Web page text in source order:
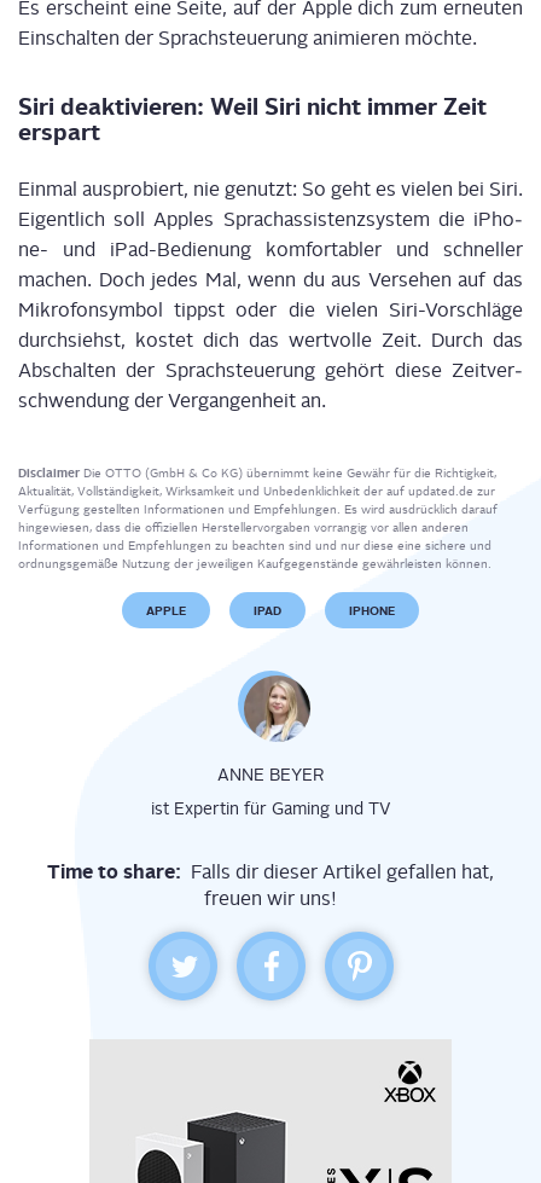
Es erscheint eine Sei­te, auf der Apple dich zum erneu­ten
Ein­schal­ten der Sprach­steue­rung ani­mie­ren möchte.
Siri deak­ti­vie­ren: Weil Siri nicht immer Zeit
erspart
Ein­mal aus­pro­biert, nie genutzt: So geht es vie­len bei Siri.
Eigent­lich soll App­les Sprach­as­sis­tenz­sys­tem die iPho­
ne- und iPad-Bedie­nung kom­for­ta­bler und schnel­ler
machen. Doch jedes Mal, wenn du aus Ver­se­hen auf das
Mikro­fon­sym­bol tippst oder die vie­len Siri-Vor­schlä­ge
durch­siehst, kos­tet dich das wert­vol­le Zeit. Durch das
Abschal­ten der Sprach­steue­rung gehört die­se Zeit­ver­
schwen­dung der Ver­gan­gen­heit an.
Disclaimer Die OTTO (GmbH & Co KG) übernimmt keine Gewähr für die Richtigkeit,
Aktualität, Vollständigkeit, Wirksamkeit und Unbedenklichkeit der auf updated.de zur
Verfügung gestellten Informationen und Empfehlungen. Es wird ausdrücklich darauf
hingewiesen, dass die offiziellen Herstellervorgaben vorrangig vor allen anderen
Informationen und Empfehlungen zu beachten sind und nur diese eine sichere und
ordnungsgemäße Nutzung der jeweiligen Kaufgegenstände gewährleisten können.
APPLE IPAD IPHONE
ANNE BEYER
ist Expertin für Gaming und TV
Time to share: Falls dir dieser Artikel gefallen hat,
freuen wir uns!